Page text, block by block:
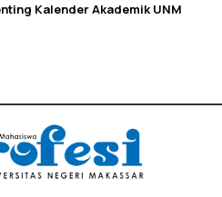
Kalender Akademik UNM